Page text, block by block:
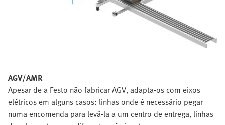
AGV/AMR
Apesar de a Festo não fabricar AGV, adapta-os com eixos
elétricos em alguns casos: linhas onde é necessário pegar
numa encomenda para levá-la a um centro de entrega, linhas